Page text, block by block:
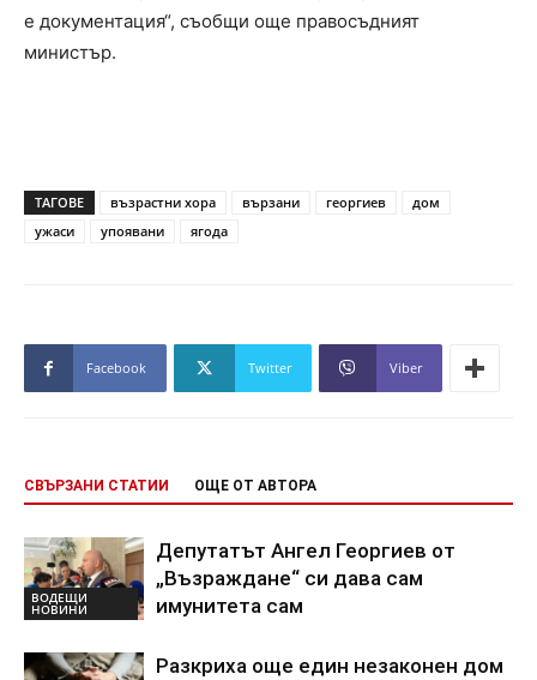
е документация“, съобщи още правосъдният
министър.
ТАГОВЕ възрастни хора вързани георгиев
дом
ужаси
упоявани ягода
Facebook Twitter Viber
СВЪРЗАНИ СТАТИИ ОЩЕ ОТ АВТОРА
ВОДЕЩИ
НОВИНИ
Депутатът Ангел Георгиев от
„Възраждане“ си дава сам
имунитета сам
Разкриха още един незаконен дом